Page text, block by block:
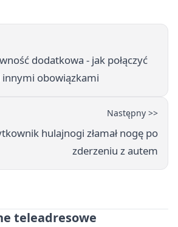
dodatkowa - jak połączyć
innymi obowiązkami
Następny >>
hulajnogi złamał nogę po
zderzeniu z autem
teleadresowe